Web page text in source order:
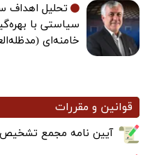
تحلیل اهداف
سیاستی با
خامنه‌ای
قوانین و مقررات
آیین نامه مجمع